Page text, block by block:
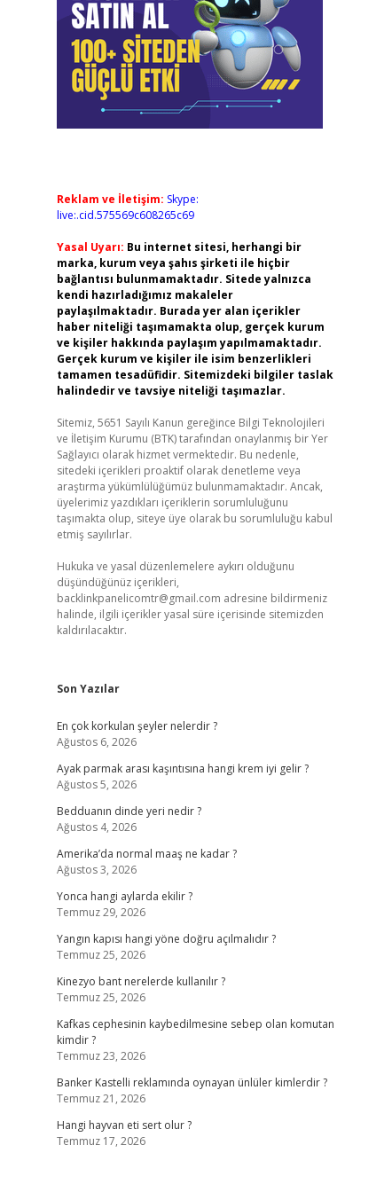
Reklam ve İletişim: Skype:
live:.cid.575569c608265c69
Yasal Uyarı: Bu internet sitesi, herhangi bir
marka, kurum veya şahıs şirketi ile hiçbir
bağlantısı bulunmamaktadır. Sitede yalnızca
kendi hazırladığımız makaleler
paylaşılmaktadır. Burada yer alan içerikler
haber niteliği taşımamakta olup, gerçek kurum
ve kişiler hakkında paylaşım yapılmamaktadır.
Gerçek kurum ve kişiler ile isim benzerlikleri
tamamen tesadüfidir. Sitemizdeki bilgiler taslak
halindedir ve tavsiye niteliği taşımazlar.
Sitemiz, 5651 Sayılı Kanun gereğince Bilgi Teknolojileri
ve İletişim Kurumu (BTK) tarafından onaylanmış bir Yer
Sağlayıcı olarak hizmet vermektedir. Bu nedenle,
sitedeki içerikleri proaktif olarak denetleme veya
araştırma yükümlülüğümüz bulunmamaktadır. Ancak,
üyelerimiz yazdıkları içeriklerin sorumluluğunu
taşımakta olup, siteye üye olarak bu sorumluluğu kabul
etmiş sayılırlar.
Hukuka ve yasal düzenlemelere aykırı olduğunu
düşündüğünüz içerikleri,
backlinkpanelicomtr@gmail.com adresine bildirmeniz
halinde, ilgili içerikler yasal süre içerisinde sitemizden
kaldırılacaktır.
Son Yazılar
En çok korkulan şeyler nelerdir ?
Ağustos 6, 2026
Ayak parmak arası kaşıntısına hangi krem iyi gelir ?
Ağustos 5, 2026
Bedduanın dinde yeri nedir ?
Ağustos 4, 2026
Amerika’da normal maaş ne kadar ?
Ağustos 3, 2026
Yonca hangi aylarda ekilir ?
Temmuz 29, 2026
Yangın kapısı hangi yöne doğru açılmalıdır ?
Temmuz 25, 2026
Kinezyo bant nerelerde kullanılır ?
Temmuz 25, 2026
Kafkas cephesinin kaybedilmesine sebep olan komutan
kimdir ?
Temmuz 23, 2026
Banker Kastelli reklamında oynayan ünlüler kimlerdir ?
Temmuz 21, 2026
Hangi hayvan eti sert olur ?
Temmuz 17, 2026